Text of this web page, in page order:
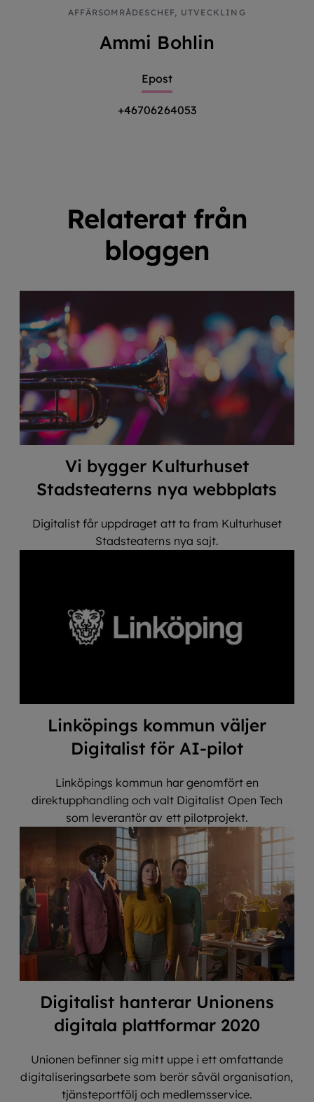
AFFÄRSOMRÅDESCHEF, UTVECKLING
Ammi Bohlin
Epost
+46706264053
Relaterat från
bloggen
Vi bygger Kulturhuset
Stadsteaterns nya webbplats
Digitalist får uppdraget att ta fram Kulturhuset
Stadsteaterns nya sajt.
Linköpings kommun väljer
Digitalist för AI-pilot
Linköpings kommun har genomfört en
direktupphandling och valt Digitalist Open Tech
som leverantör av ett pilotprojekt.
Digitalist hanterar Unionens
digitala plattformar 2020
Unionen befinner sig mitt uppe i ett omfattande
digitaliseringsarbete som berör såväl organisation,
tjänsteportfölj och medlemsservice.